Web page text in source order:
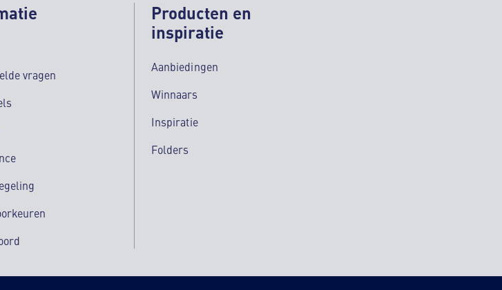
vragen
Producten en
inspiratie
Aanbiedingen
Winnaars
Inspiratie
Folders